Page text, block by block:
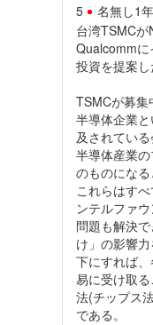
5 名無し1
台湾TSMCが
Qualcommに
投資を提案し
TSMCが募集
半導体企業
及されてい
半導体産業
のものになる
これらはす
ンテルファ
問題も解決
け」の影響
下にすれば
易に受け取
法(チップス
である。